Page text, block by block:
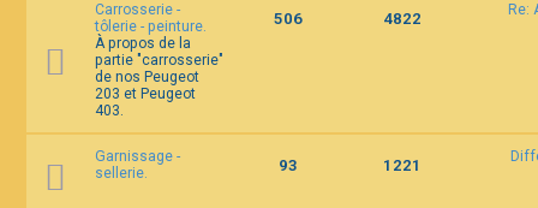
Carrosserie -
tôlerie - peinture.
À propos de la
partie "carrosserie"
de nos Peugeot
203 et Peugeot
403.
506 4822 Re:
Garnissage -
sellerie.
93 1221